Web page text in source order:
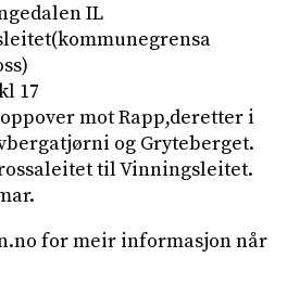
IL
17
mot Rapp,deretter i
og Gryteberget.
til Vinningsleitet.
for meir informasjon når